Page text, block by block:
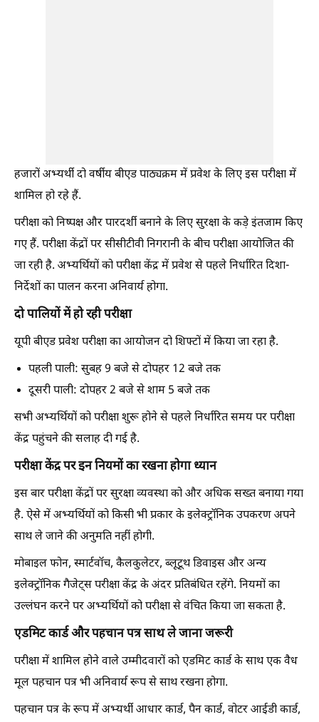
हजारों अभ्यर्थी दो वर्षीय बीएड पाठ्यक्रम में प्रवेश के लिए इस परीक्षा में
शामिल हो रहे हैं.
परीक्षा को निष्पक्ष और पारदर्शी बनाने के लिए सुरक्षा के कड़े इंतजाम किए
गए हैं. परीक्षा केंद्रों पर सीसीटीवी निगरानी के बीच परीक्षा आयोजित की
जा रही है. अभ्यर्थियों को परीक्षा केंद्र में प्रवेश से पहले निर्धारित दिशा-
निर्देशों का पालन करना अनिवार्य होगा.
दो पालियों में हो रही परीक्षा
यूपी बीएड प्रवेश परीक्षा का आयोजन दो शिफ्टों में किया जा रहा है.
पहली पाली: सुबह 9 बजे से दोपहर 12 बजे तक
दूसरी पाली: दोपहर 2 बजे से शाम 5 बजे तक
सभी अभ्यर्थियों को परीक्षा शुरू होने से पहले निर्धारित समय पर परीक्षा
केंद्र पहुंचने की सलाह दी गई है.
परीक्षा केंद्र पर इन नियमों का रखना होगा ध्यान
इस बार परीक्षा केंद्रों पर सुरक्षा व्यवस्था को और अधिक सख्त बनाया गया
है. ऐसे में अभ्यर्थियों को किसी भी प्रकार के इलेक्ट्रॉनिक उपकरण अपने
साथ ले जाने की अनुमति नहीं होगी.
मोबाइल फोन, स्मार्टवॉच, कैलकुलेटर, ब्लूटूथ डिवाइस और अन्य
इलेक्ट्रॉनिक गैजेट्स परीक्षा केंद्र के अंदर प्रतिबंधित रहेंगे. नियमों का
उल्लंघन करने पर अभ्यर्थियों को परीक्षा से वंचित किया जा सकता है.
एडमिट कार्ड और पहचान पत्र साथ ले जाना जरूरी
परीक्षा में शामिल होने वाले उम्मीदवारों को एडमिट कार्ड के साथ एक वैध
मूल पहचान पत्र भी अनिवार्य रूप से साथ रखना होगा.
पहचान पत्र के रूप में अभ्यर्थी आधार कार्ड, पैन कार्ड, वोटर आईडी कार्ड,